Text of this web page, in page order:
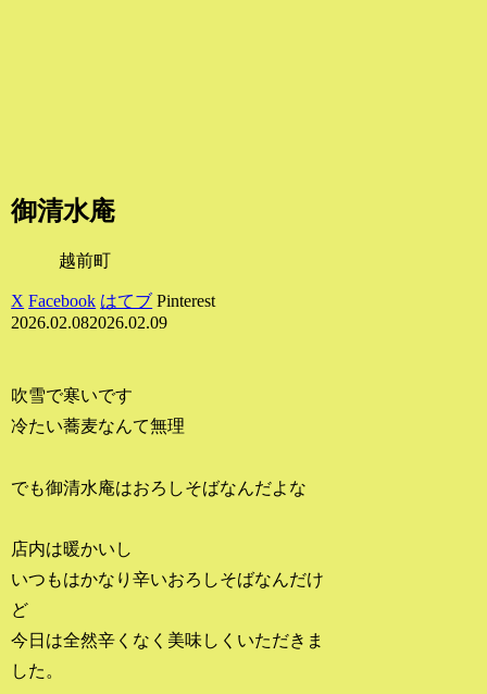
御清水庵
越前町
X Facebook はてブ Pinterest
2026.02.082026.02.09
吹雪で寒いです
冷たい蕎麦なんて無理
でも御清水庵はおろしそばなんだよな
店内は暖かいし
いつもはかなり辛いおろしそばなんだけ
ど
今日は全然辛くなく美味しくいただきま
した。